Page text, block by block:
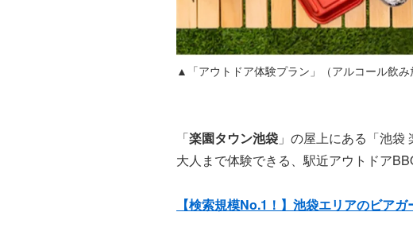
▲「アウトドア体験プラン」（アルコール飲み
「楽園タウン池袋 」の屋上にある「池
大人まで体験できる、駅近アウトドア
【検索規模No.1！】池袋エリアのビア